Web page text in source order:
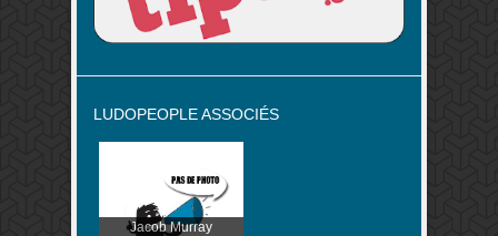
LUDOPEOPLE ASSOCIÉS
Jacob Murray